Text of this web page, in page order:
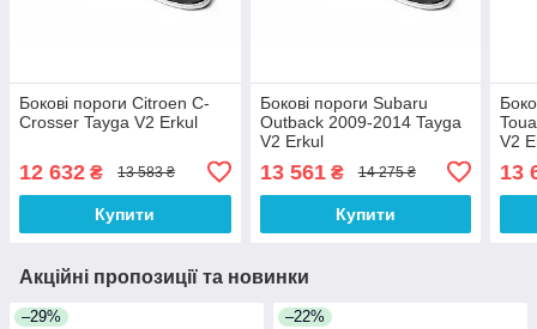
Бокові пороги Citroen C-
Crosser Tayga V2 Erkul
12 632 ₴ 13 583 ₴
Купити
Бокові пороги Subaru
Outback 2009-2014 Tayga
V2 Erkul
13 561₴ 14 275 ₴
Купити
V2
13
Акційні пропозиції та новинки
–29% –22%